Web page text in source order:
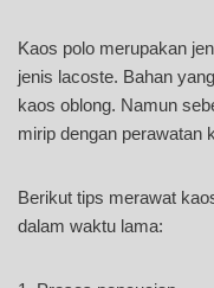
Kaos polo merupakan
jenis lacoste. Bahan
kaos oblong. Namun
mirip dengan perawatan
Berikut tips merawat
dalam waktu lama: